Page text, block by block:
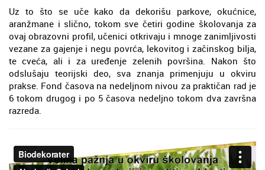
Uz to što se uče kako da dekorišu parkove, okućnice,
aranžmane i slično, tokom sve četiri godine školovanja za
ovaj obrazovni profil, učenici otkrivaju i mnoge zanimljivosti
vezane za gajenje i negu povrća, lekovitog i začinskog bilja,
te cveća, ali i za uređenje zelenih površina. Nakon što
odslušaju teorijski deo, sva znanja primenjuju u okviru
prakse. Fond časova na nedeljnom nivou za praktičan rad je
6 tokom drugog i po 5 časova nedeljno tokom dva završna
razreda.